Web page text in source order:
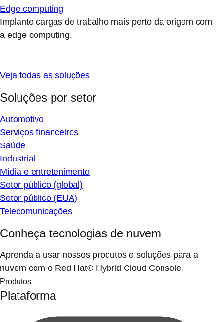
Edge computing
Implante cargas de trabalho mais perto da origem com
a edge computing.
Veja todas as soluções
Soluções por setor
Automotivo
Serviços financeiros
Saúde
Industrial
Mídia e entretenimento
Setor público (global)
Setor público (EUA)
Telecomunicações
Conheça tecnologias de nuvem
Aprenda a usar nossos produtos e soluções para a
nuvem com o Red Hat® Hybrid Cloud Console.
Produtos
Plataforma